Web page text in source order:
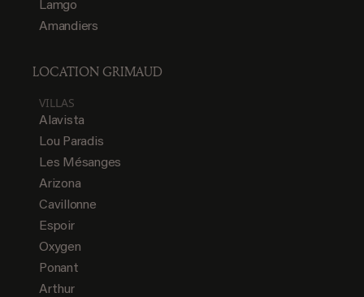
Lamgo
Amandiers
LOCATION GRIMAUD
VILLAS
Alavista
Lou Paradis
Les Mésanges
Arizona
Cavillonne
Espoir
Oxygen
Ponant
Arthur